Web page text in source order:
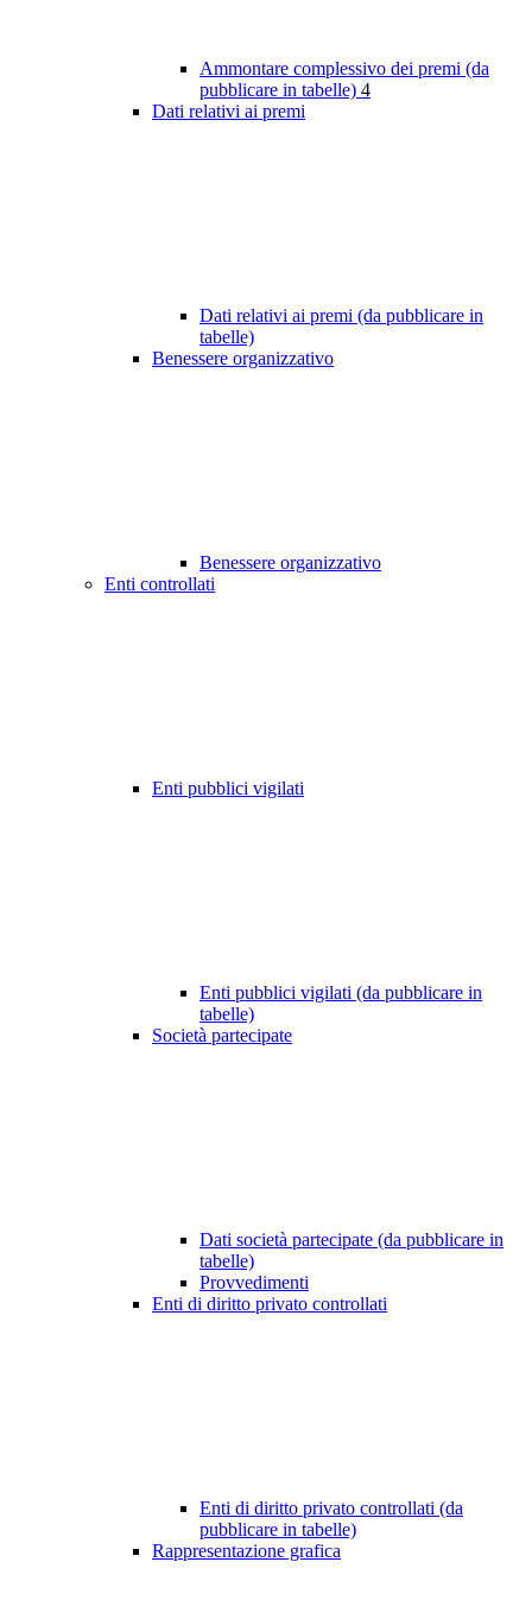
Ammontare complessivo dei premi (da
pubblicare in tabelle) 4
Dati relativi ai premi
Dati relativi ai premi (da pubblicare in
tabelle)
Benessere organizzativo
Benessere organizzativo
Enti controllati
Enti pubblici vigilati
Enti pubblici vigilati (da pubblicare in
tabelle)
Società partecipate
Dati società partecipate (da pubblicare in
tabelle)
Provvedimenti
Enti di diritto privato controllati
Enti di diritto privato controllati (da
pubblicare in tabelle)
Rappresentazione grafica